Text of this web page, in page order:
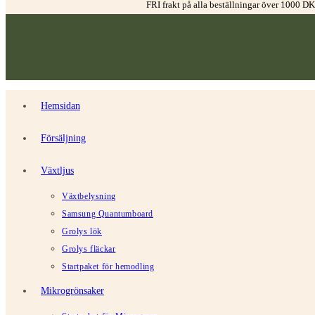
FRI frakt på alla beställningar över 1000
Hemsidan
Försäljning
Växtljus
Växtbelysning
Samsung Quantumboard
Grolys lök
Grolys fläckar
Startpaket för hemodling
Mikrogrönsaker